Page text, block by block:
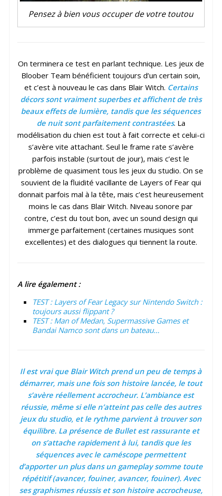
Pensez à bien vous occuper de votre toutou
On terminera ce test en parlant technique. Les jeux de
Bloober Team bénéficient toujours d’un certain soin,
et c’est à nouveau le cas dans Blair Witch. Certains
décors sont vraiment superbes et affichent de très
beaux effets de lumière, tandis que les séquences
de nuit sont parfaitement contrastées. La
modélisation du chien est tout à fait correcte et celui-ci
s’avère vite attachant. Seul le frame rate s’avère
parfois instable (surtout de jour), mais c’est le
problème de quasiment tous les jeux du studio. On se
souvient de la fluidité vacillante de Layers of Fear qui
donnait parfois mal à la tête, mais c’est heureusement
moins le cas dans Blair Witch. Niveau sonore par
contre, c’est du tout bon, avec un sound design qui
immerge parfaitement (certaines musiques sont
excellentes) et des dialogues qui tiennent la route.
A lire également :
TEST : Layers of Fear Legacy sur Nintendo Switch :
toujours aussi flippant ?
TEST : Man of Medan, Supermassive Games et
Bandai Namco sont dans un bateau…
Il est vrai que Blair Witch prend un peu de temps à
démarrer, mais une fois son histoire lancée, le tout
s’avère réellement accrocheur. L’ambiance est
réussie, même si elle n’atteint pas celle des autres
jeux du studio, et le rythme parvient à trouver son
équilibre. La présence de Bullet est rassurante et
on s’attache rapidement à lui, tandis que les
séquences avec le caméscope permettent
d’apporter un plus dans un gameplay somme toute
répétitif (avancer, fouiner, avancer, fouiner). Avec
ses graphismes réussis et son histoire accrocheuse,